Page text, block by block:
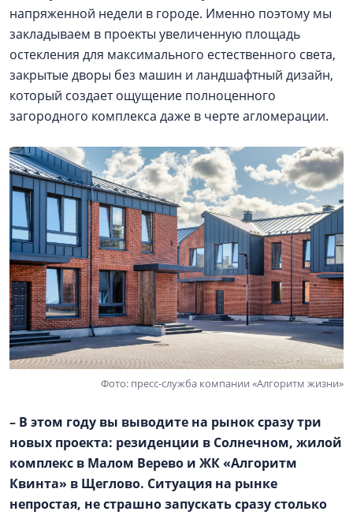
напряженной недели в городе. Именно поэтому мы
закладываем в проекты увеличенную площадь
остекления для максимального естественного света,
закрытые дворы без машин и ландшафтный дизайн,
который создает ощущение полноценного
загородного комплекса даже в черте агломерации.
Фото: пресс-служба компании «Алгоритм жизни»
– В этом году вы выводите на рынок сразу три
новых проекта: резиденции в Солнечном, жилой
комплекс в Малом Верево и ЖК «Алгоритм
Квинта» в Щеглово. Ситуация на рынке
непростая, не страшно запускать сразу столько